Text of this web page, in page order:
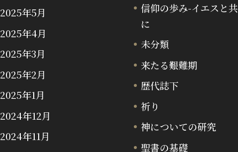
2025年5月
2025年4月
2025年3月
2025年2月
2025年1月
2024年12月
2024年11月
信仰の歩み-イエスと共
に
未分類
来たる艱難期
歴代誌下
祈り
神についての研究
聖書の基礎